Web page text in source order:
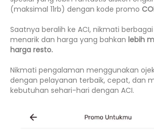
(maksimal 11rb) dengan kode promo
Saatnya beralih ke ACI, nikmati
menarik dan harga yang bahkan lebih
harga resto.
Nikmati pengalaman menggunakan
dengan pelayanan terbaik, cepat, dan
kebutuhan sehari-hari dengan ACI.